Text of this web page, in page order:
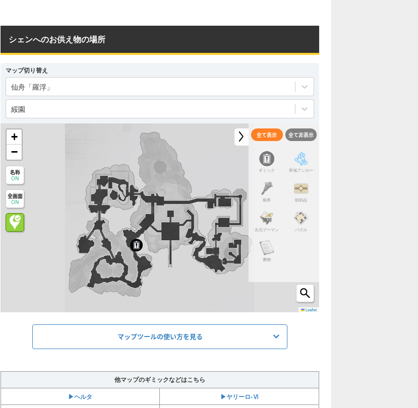
シェンへのお供え物の場所
マップ切り替え
仙舟「羅浮」
綏園
+
−
名称
ON
全画面
ON
Leaflet
全て表示 全て非表示
ギミック 界域アンカー
裂界 戦利品
次元プーマン パズル
書物
マップツールの使い方を見る
他マップのギミックなどはこちら
▶︎ヘルタ
▶︎ヤリーロ-Ⅵ